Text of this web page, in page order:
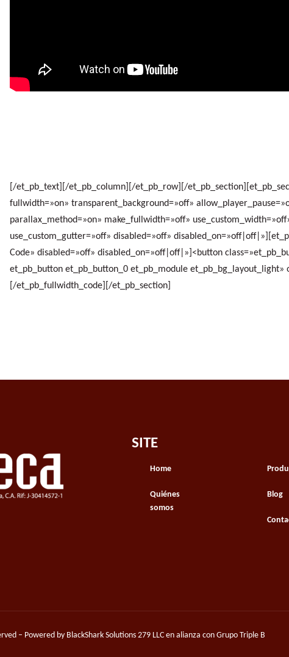
[/et_pb_text][/et_pb_column][/et_pb_row][/
fullwidth=»on» transparent_background=»off»
parallax_method=»on» make_fullwidth=»off»
use_custom_gutter=»off» disabled=»off»
Code» disabled=»off» disabled_on=»off|off|»]<button
et_pb_button et_pb_button_0 et_pb_module et_pb_bg_layout_light»
[/et_pb_fullwidth_code][/et_pb_section]
SITE
Home
Quiénes
somos
Blog
– Powered by BlackShark Solutions 279 LLC en alianza con Grupo Triple B